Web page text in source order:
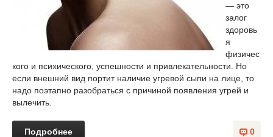
— это
залог
здоровь
я
физичес
кого и психического, успешности и привлекательности. Но
если внешний вид портит наличие угревой сыпи на лице, то
надо поэтапно разобраться с причиной появления угрей и
вылечить.
0
Подробнее